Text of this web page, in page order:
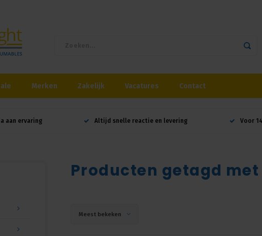
Merken Zakelijk Vacatures Contact
aan ervaring Altijd snelle reactie en levering Voor
Producten getagd
Meest bekeken